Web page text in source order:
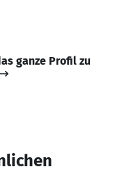
ganze Profil zu